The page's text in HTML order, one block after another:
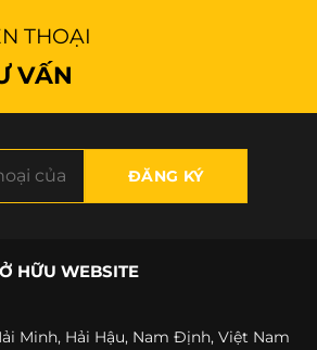
THOẠI
VẤN
HỮU WEBSITE
Minh, Hải Hậu, Nam Định, Việt Nam